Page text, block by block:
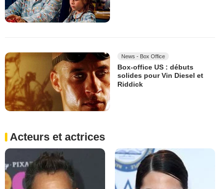
News - Box Office
Box-office US : débuts
solides pour Vin Diesel et
Riddick
Acteurs et actrices